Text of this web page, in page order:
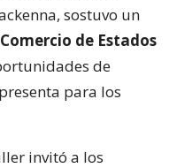
sostuvo un
de Estados
de
para los
invitó a los